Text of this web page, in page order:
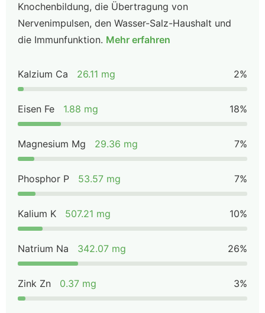
Knochenbildung, die Übertragung von
Nervenimpulsen, den Wasser-Salz-Haushalt und
die Immunfunktion. Mehr erfahren
Kalzium Ca 26.11 mg 2%
Eisen Fe 1.88 mg 18%
Magnesium Mg 29.36 mg 7%
Phosphor P 53.57 mg 7%
Kalium K 507.21 mg 10%
Natrium Na 342.07 mg 26%
Zink Zn 0.37 mg 3%